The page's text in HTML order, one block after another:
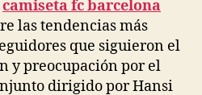
camiseta fc barcelona
las tendencias más
que siguieron el
y preocupación por el
dirigido por Hansi